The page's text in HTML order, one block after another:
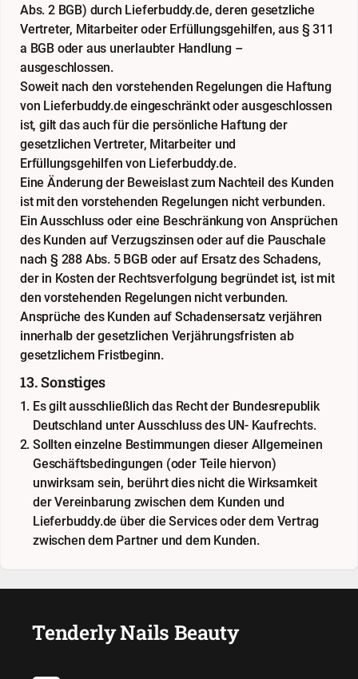
Abs. 2 BGB) durch Lieferbuddy.de, deren gesetzliche
Vertreter, Mitarbeiter oder Erfüllungsgehilfen, aus § 311
a BGB oder aus unerlaubter Handlung –
ausgeschlossen.
Soweit nach den vorstehenden Regelungen die Haftung
von Lieferbuddy.de eingeschränkt oder ausgeschlossen
ist, gilt das auch für die persönliche Haftung der
gesetzlichen Vertreter, Mitarbeiter und
Erfüllungsgehilfen von Lieferbuddy.de.
Eine Änderung der Beweislast zum Nachteil des Kunden
ist mit den vorstehenden Regelungen nicht verbunden.
Ein Ausschluss oder eine Beschränkung von Ansprüchen
des Kunden auf Verzugszinsen oder auf die Pauschale
nach § 288 Abs. 5 BGB oder auf Ersatz des Schadens,
der in Kosten der Rechtsverfolgung begründet ist, ist mit
den vorstehenden Regelungen nicht verbunden.
Ansprüche des Kunden auf Schadensersatz verjähren
innerhalb der gesetzlichen Verjährungsfristen ab
gesetzlichem Fristbeginn.
13. Sonstiges
Es gilt ausschließlich das Recht der Bundesrepublik
Deutschland unter Ausschluss des UN- Kaufrechts.
Sollten einzelne Bestimmungen dieser Allgemeinen
Geschäftsbedingungen (oder Teile hiervon)
unwirksam sein, berührt dies nicht die Wirksamkeit
der Vereinbarung zwischen dem Kunden und
Lieferbuddy.de über die Services oder dem Vertrag
zwischen dem Partner und dem Kunden.
Tenderly Nails Beauty